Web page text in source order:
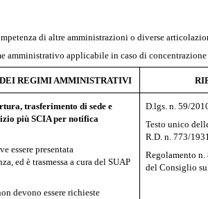
di altre amministrazioni o diverse
amministrativo applicabile in caso di
REGIMI AMMINISTRATIVI
trasferimento di sede e
più SCIA per notifica
essere presentata
ed è trasmessa a cura del SUAP
devono essere richieste
D.lgs. n. 59/
Testo unico
R.D. n. 773/
Regolamento n.
del Consiglio